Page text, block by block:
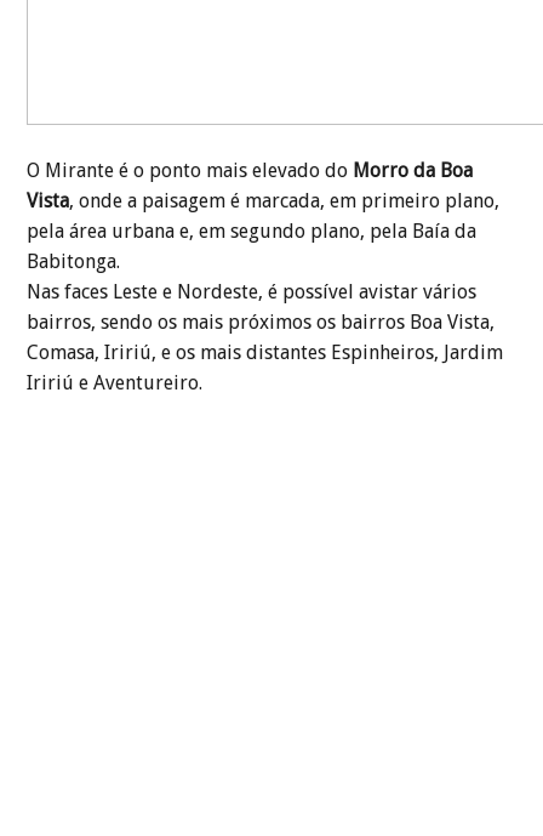
O Mirante é o ponto mais elevado do Morro da Boa
Vista, onde a paisagem é marcada, em primeiro plano,
pela área urbana e, em segundo plano, pela Baía da
Babitonga.
Nas faces Leste e Nordeste, é possível avistar vários
bairros, sendo os mais próximos os bairros Boa Vista,
Comasa, Iririú, e os mais distantes Espinheiros, Jardim
Iririú e Aventureiro.